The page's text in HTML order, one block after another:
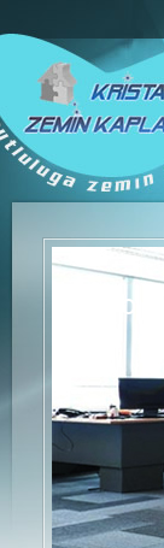
Karo